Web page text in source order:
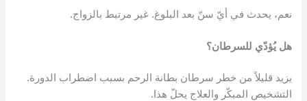
نعم، يحدث في أيّ سنّ بعد البلوغ. غير مرتبط بالزواج.
هل يُؤدّي للسرطان؟
يزيد قليلاً من خطر سرطان بطانة الرحم بسبب اضطراب الدورة.
التشخيص المبكّر والعلاج يحلّ هذا.